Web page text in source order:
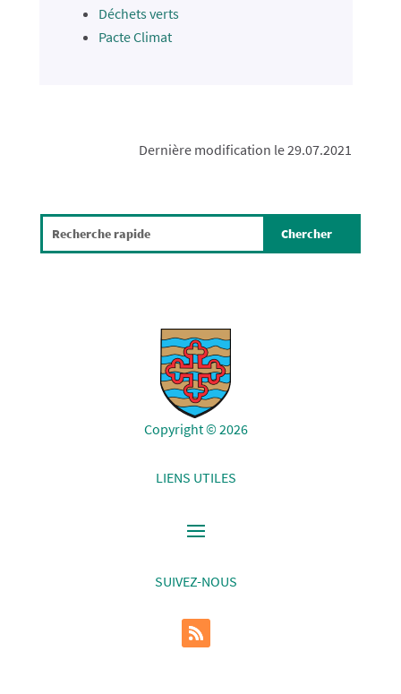
Déchets verts
Pacte Climat
Dernière modification le 29.07.2021
Copyright © 2026
LIENS UTILES
SUIVEZ-NOUS